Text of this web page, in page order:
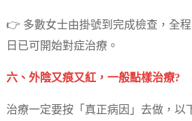
👉 多數女士由掛號到完成檢查，全
日已可開始對症治療。
六、外陰又痕又紅，一般點樣治療?
治療一定要按「真正病因」去做，以